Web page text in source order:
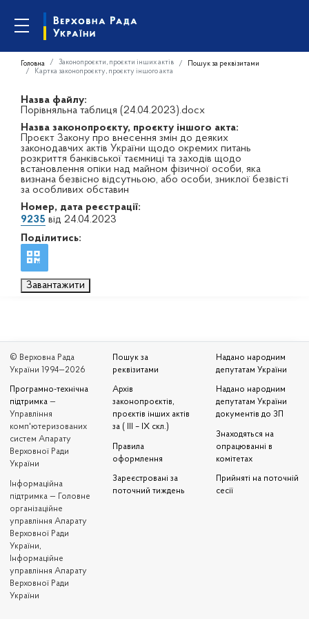
Головна Законопроєкти, проєкти інших актів
Пошук за реквізитами
Картка законопроєкту, проєкту іншого акта
Назва файлу:
Порівняльна таблиця (24.04.2023).docx
Назва законопроєкту, проєкту іншого акта:
Проєкт Закону про внесення змін до деяких
законодавчих актів України щодо окремих питань
розкриття банківської таємниці та заходів щодо
встановлення опіки над майном фізичної особи, яка
визнана безвісно відсутньою, або особи, зниклої безвісті
за особливих обставин
Номер, дата реєстрації:
9235 від 24.04.2023
Поділитись:
Завантажити
© Верховна Рада
України 1994—2026
Програмно-технічна
підтримка —
Управління
комп'ютеризованих
систем Апарату
Верховної Ради
України
Iнформаційна
підтримка — Головне
організаційне
управління Апарату
Верховної Ради
України,
Інформаційне
управління Апарату
Верховної Ради
України
Пошук за
реквізитами
Архів
законопроєктів,
проєктів інших актів
за ( III – IX скл.)
Правила
оформлення
Зареєстровані за
поточний тиждень
Надано народним
депутатам України
Надано народним
депутатам України
документів до ЗП
Знаходяться на
опрацюванні в
комітетах
Прийняті на поточній
сесії